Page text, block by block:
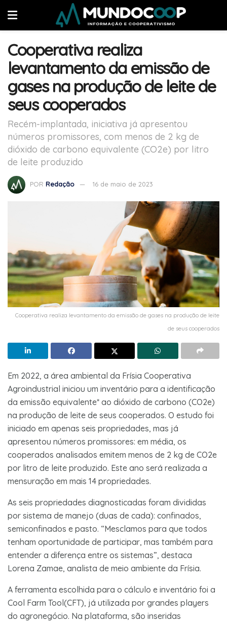
Cooperativa realiza
levantamento da emissão de
gases na produção de leite de
seus cooperados
Recém-implantada, iniciativa já apresentou
números promissores, com menos de 2 kg de
dióxido de carbono equivalente (CO2e) por litro
de leite produzido
POR Redação 16 de maio de 2023
Cooperativa realiza levantamento da emissão de gases na produção de leite
de seus cooperados
Em 2022, a área ambiental da Frísia Cooperativa
Agroindustrial iniciou um inventário para a identificação
da emissão equivalente* ao dióxido de carbono (CO2e)
na produção de leite de seus cooperados. O estudo foi
iniciado em apenas seis propriedades, mas já
apresentou números promissores: em média, os
cooperados analisados emitem menos de 2 kg de CO2e
por litro de leite produzido. Este ano será realizada a
mensuração em mais 14 propriedades.
As seis propriedades diagnosticadas foram divididas
por sistema de manejo (duas de cada): confinados,
semiconfinados e pasto. “Mesclamos para que todos
tenham oportunidade de participar, mas também para
entender a diferença entre os sistemas”, destaca
Lorena Zamae, analista de meio ambiente da Frísia.
A ferramenta escolhida para o cálculo e inventário foi a
Cool Farm Tool(CFT), já utilizada por grandes players
do agronegócio. Na plataforma, são inseridas